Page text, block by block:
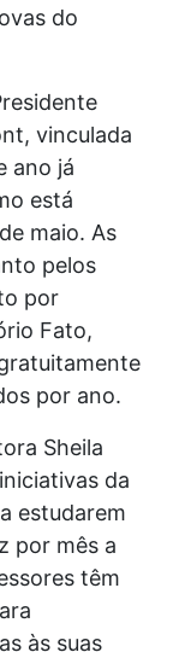
do
vinculada
ano já
está
maio. As
pelos
por
Fato,
por ano.
Sheila
da
estudarem
por mês a
têm
às suas